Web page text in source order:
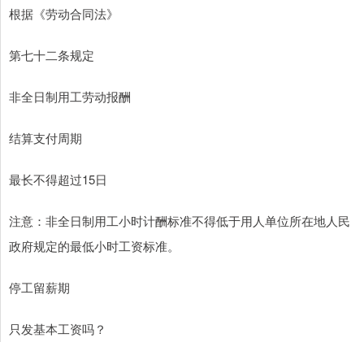
根据《劳动合同法》
第七十二条规定
非全日制用工劳动报酬
结算支付周期
最长不得超过15日
注意：非全日制用工小时计酬标准不得低于用人单位所在地人民
政府规定的最低小时工资标准。
停工留薪期
只发基本工资吗？